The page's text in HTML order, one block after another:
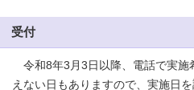
受付
令和8年3月3日以降、電話で実施
えない日もありますので、実施日